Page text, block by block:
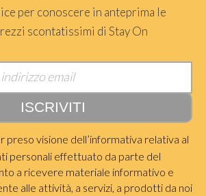
per conoscere in anteprima le
scontatissimi di Stay On
preso visione dell’informativa relativa al
personali effettuato da parte del
a ricevere materiale informativo e
alle attività, a servizi, a prodotti da noi